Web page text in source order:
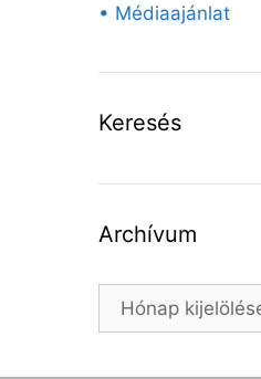
• Médiaajánlat
Keresés
Archívum
Archívum